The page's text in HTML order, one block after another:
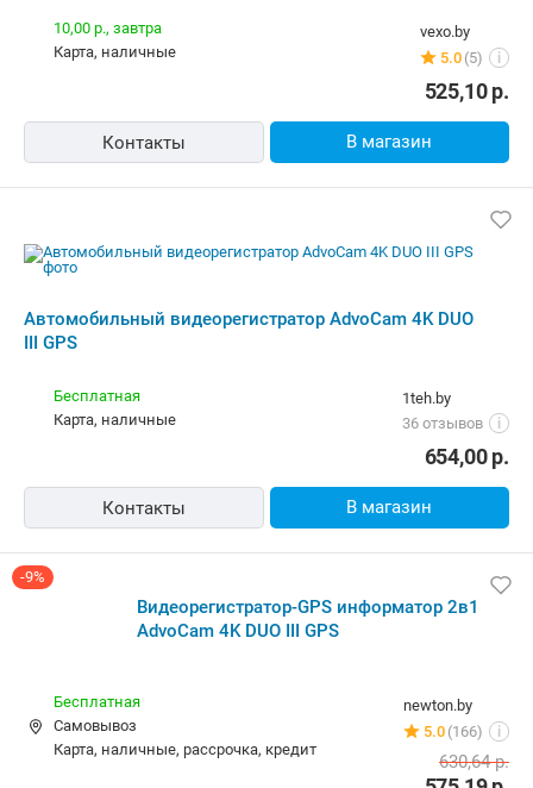
vexo.by
5.0 (5) i
10,00 р., завтра
карта, наличные
525,10р.
Контакты В магазин
Автомобильный видеорегистратор AdvoCam 4K DUO
III GPS
1teh.by
36 отзывов
i
Бесплатная
карта, наличные
654,00р.
Контакты В магазин
-9%
Видеорегистратор-GPS информатор 2в1
AdvoCam 4K DUO III GPS
newton.by
5.0 (166) i
Бесплатная
Самовывоз
карта, наличные, рассрочка, кредит
630,64р.